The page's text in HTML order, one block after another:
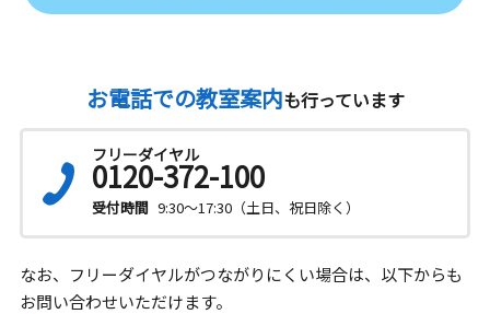
お電話での教室案内も行っています
フリーダイヤル
0120-372-100
受付時間 9:30～17:30（土日、祝日除く）
なお、フリーダイヤルがつながりにくい場合は、以下からも
お問い合わせいただけます。